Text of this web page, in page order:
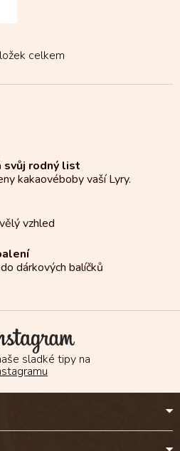
O
l
p
r
y
ý
p
celkem
svůj rodný list
kakaovéboby vaší Lyry.
vzhled
dárkových balíčků
sladké tipy na